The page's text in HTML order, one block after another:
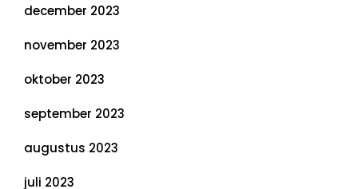
december 2023
november 2023
oktober 2023
september 2023
augustus 2023
juli 2023